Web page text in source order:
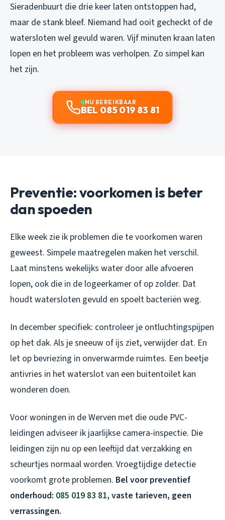
Sieradenbuurt die drie keer laten ontstoppen had,
maar de stank bleef. Niemand had ooit gecheckt of de
watersloten wel gevuld waren. Vijf minuten kraan laten
lopen en het probleem was verholpen. Zo simpel kan
het zijn.
NU BEREIKBAAR
BEL 085 019 83 81
Preventie: voorkomen is beter
dan spoeden
Elke week zie ik problemen die te voorkomen waren
geweest. Simpele maatregelen maken het verschil.
Laat minstens wekelijks water door alle afvoeren
lopen, ook die in de logeerkamer of op zolder. Dat
houdt watersloten gevuld en spoelt bacteriën weg.
In december specifiek: controleer je ontluchtingspijpen
op het dak. Als je sneeuw of ijs ziet, verwijder dat. En
let op bevriezing in onverwarmde ruimtes. Een beetje
antivries in het waterslot van een buitentoilet kan
wonderen doen.
Voor woningen in de Werven met die oude PVC-
leidingen adviseer ik jaarlijkse camera-inspectie. Die
leidingen zijn nu op een leeftijd dat verzakking en
scheurtjes normaal worden. Vroegtijdige detectie
voorkomt grote problemen. Bel voor preventief
onderhoud: 085 019 83 81, vaste tarieven, geen
verrassingen.